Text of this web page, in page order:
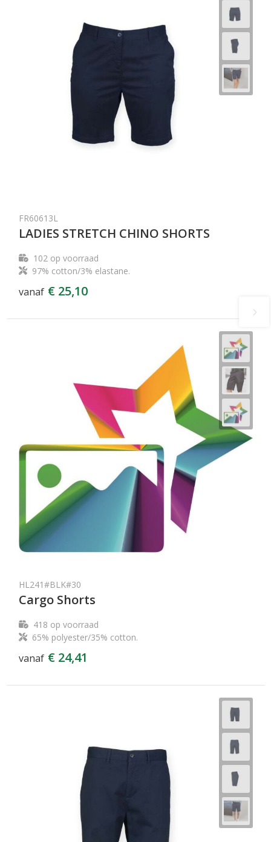
FR60613L
LADIES STRETCH CHINO SHORTS
102op voorraad
97% cotton/3% elastane.
vanaf € 25,10
HL241#BLK#30
Cargo Shorts
418 op voorraad
65% polyester/35% cotton.
vanaf € 24,41